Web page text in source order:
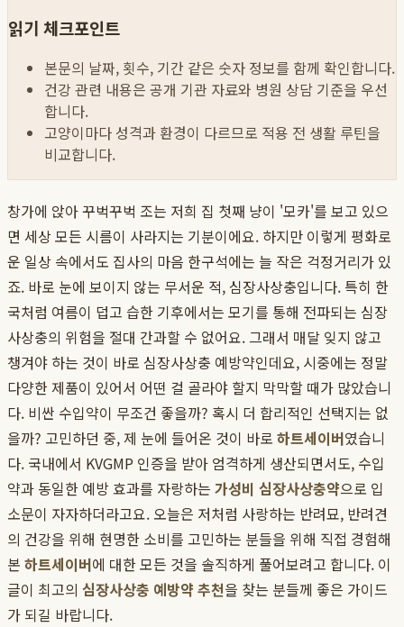
읽기 체크포인트
본문의 날짜, 횟수, 기간 같은 숫자 정보를 함께 확인합니다.
건강 관련 내용은 공개 기관 자료와 병원 상담 기준을 우선
합니다.
고양이마다 성격과 환경이 다르므로 적용 전 생활 루틴을
비교합니다.
창가에 앉아 꾸벅꾸벅 조는 저희 집 첫째 냥이 '모카'를 보고 있으
면 세상 모든 시름이 사라지는 기분이에요. 하지만 이렇게 평화로
운 일상 속에서도 집사의 마음 한구석에는 늘 작은 걱정거리가 있
죠. 바로 눈에 보이지 않는 무서운 적, 심장사상충입니다. 특히 한
국처럼 여름이 덥고 습한 기후에서는 모기를 통해 전파되는 심장
사상충의 위험을 절대 간과할 수 없어요. 그래서 매달 잊지 않고
챙겨야 하는 것이 바로 심장사상충 예방약인데요, 시중에는 정말
다양한 제품이 있어서 어떤 걸 골라야 할지 막막할 때가 많았습니
다. 비싼 수입약이 무조건 좋을까? 혹시 더 합리적인 선택지는 없
을까? 고민하던 중, 제 눈에 들어온 것이 바로 하트세이버였습니
다. 국내에서 KVGMP 인증을 받아 엄격하게 생산되면서도, 수입
약과 동일한 예방 효과를 자랑하는 가성비 심장사상충약으로 입
소문이 자자하더라고요. 오늘은 저처럼 사랑하는 반려묘, 반려견
의 건강을 위해 현명한 소비를 고민하는 분들을 위해 직접 경험해
본 하트세이버에 대한 모든 것을 솔직하게 풀어보려고 합니다. 이
글이 최고의 심장사상충 예방약 추천을 찾는 분들께 좋은 가이드
가 되길 바랍니다.